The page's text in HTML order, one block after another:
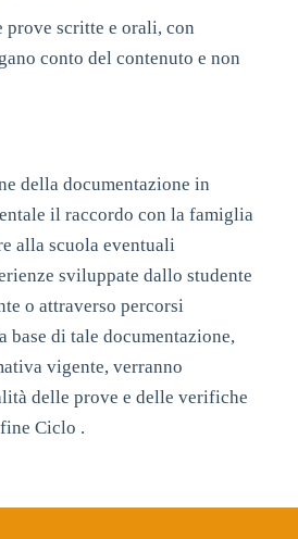
prove scritte e orali, con
conto del contenuto e non
della documentazione in
il raccordo con la famiglia
alla scuola eventuali
sviluppate dallo studente
o attraverso percorsi
base di tale documentazione,
vigente, verranno
delle prove e delle verifiche
Ciclo .